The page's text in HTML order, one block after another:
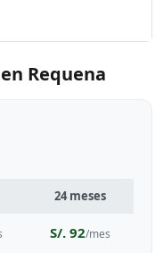
Requena
24 meses
S/. 92/mes